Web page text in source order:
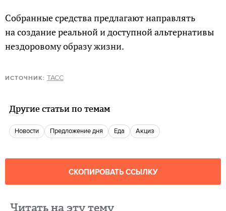
Собранные средства предлагают направлять
на создание реальной и доступной альтернативы
нездоровому образу жизни.
ИСТОЧНИК: ТАСС
Другие статьи по темам
новости Предложение дня еда Акциз
СКОПИРОВАТЬ ССЫЛКУ
Читать на эту тему